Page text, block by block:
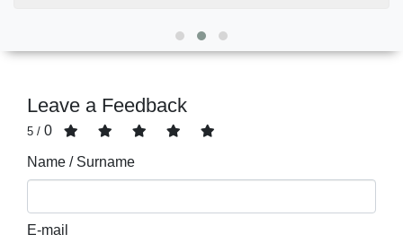
Leave a Feedback
0
/ 5
Name / Surname
E-mail